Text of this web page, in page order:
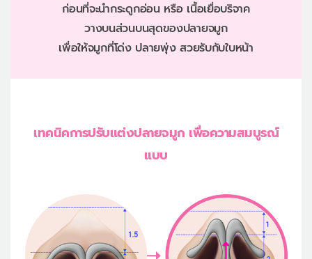
ก่อนที่จะนำกระดูกอ่อน หรือ เนื้อเยื่อบริจาค
วางบนส่วนบนสุดของปลายจมูก
เพื่อให้จมูกที่โด่ง ปลายพุ่ง สวยรับกับใบหน้า
เทคนิคการปรับแต่งปลายจมูก เพื่อความสมบูรณ์
แบบ